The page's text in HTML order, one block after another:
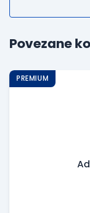
Povezane
PREMIUM